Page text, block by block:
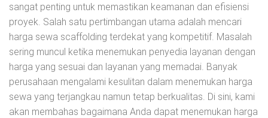
sangat penting untuk memastikan keamanan dan efisiensi
proyek. Salah satu pertimbangan utama adalah mencari
harga sewa scaffolding terdekat yang kompetitif. Masalah
sering muncul ketika menemukan penyedia layanan dengan
harga yang sesuai dan layanan yang memadai. Banyak
perusahaan mengalami kesulitan dalam menemukan harga
sewa yang terjangkau namun tetap berkualitas. Di sini, kami
akan membahas bagaimana Anda dapat menemukan harga